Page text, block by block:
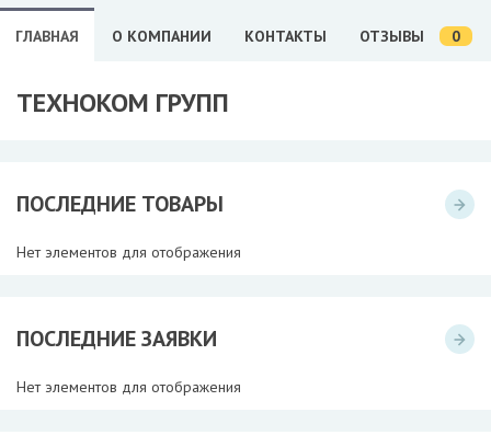
ГЛАВНАЯ О КОМПАНИИ КОНТАКТЫ ОТЗЫВЫ 0
ТЕХНОКОМ ГРУПП
ПОСЛЕДНИЕ ТОВАРЫ
Нет элементов для отображения
ПОСЛЕДНИЕ ЗАЯВКИ
Нет элементов для отображения